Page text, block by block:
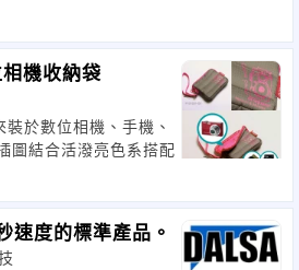
機收納袋
於數位相機、手機、
圖結合活潑亮色系搭配
速度的標準產品。